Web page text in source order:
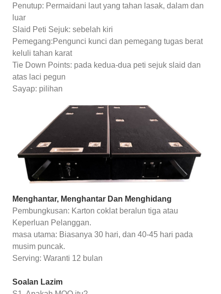
Penutup: Permaidani laut yang tahan lasak, dalam dan
luar
Slaid Peti Sejuk: sebelah kiri
Pemegang:Pengunci kunci dan pemegang tugas berat
keluli tahan karat
Tie Down Points: pada kedua-dua peti sejuk slaid dan
atas laci pegun
Sayap: pilihan
Menghantar, Menghantar Dan Menghidang
Pembungkusan: Karton coklat beralun tiga atau
Keperluan Pelanggan.
masa utama: Biasanya 30 hari, dan 40-45 hari pada
musim puncak.
Serving: Waranti 12 bulan
Soalan Lazim